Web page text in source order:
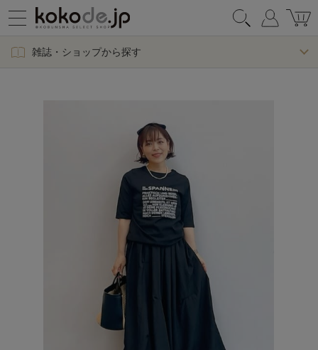
雑誌・ショップから探す